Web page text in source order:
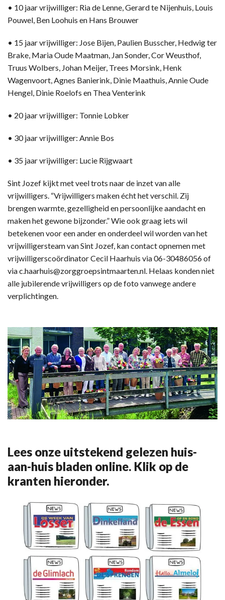
• 10 jaar vrijwilliger: Ria de Lenne, Gerard te Nijenhuis, Louis
Pouwel, Ben Loohuis en Hans Brouwer
• 15 jaar vrijwilliger: Jose Bijen, Paulien Busscher, Hedwig ter
Brake, Maria Oude Maatman, Jan Sonder, Cor Weusthof,
Truus Wolbers, Johan Meijer, Trees Morsink, Henk
Wagenvoort, Agnes Banierink, Dinie Maathuis, Annie Oude
Hengel, Dinie Roelofs en Thea Venterink
• 20 jaar vrijwilliger: Tonnie Lobker
• 30 jaar vrijwilliger: Annie Bos
• 35 jaar vrijwilliger: Lucie Rijgwaart
Sint Jozef kijkt met veel trots naar de inzet van alle
vrijwilligers. “Vrijwilligers maken écht het verschil. Zij
brengen warmte, gezelligheid en persoonlijke aandacht en
maken het gewone bijzonder.” Wie ook graag iets wil
betekenen voor een ander en onderdeel wil worden van het
vrijwilligersteam van Sint Jozef, kan contact opnemen met
vrijwilligerscoördinator Cecil Haarhuis via 06-30486056 of
via c.haarhuis@zorggroepsintmaarten.nl. Helaas konden niet
alle jubilerende vrijwilligers op de foto vanwege andere
verplichtingen.
Lees onze uitstekend gelezen huis-
aan-huis bladen online. Klik op de
kranten hieronder.